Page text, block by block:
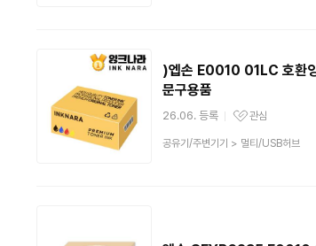
)엡손 E0010 01LC 호환
문구용품
26.06. 등록
관심상품
관심
상
공유기/주변기기 > 멀티/USB허브